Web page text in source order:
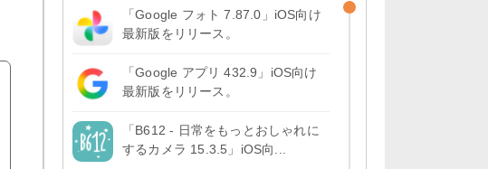
「Google フォト 7.87.0」iOS向け
最新版をリリース。
「Google アプリ 432.9」iOS向け
最新版をリリース。
「B612 - 日常をもっとおしゃれに
するカメラ 15.3.5」iOS向...